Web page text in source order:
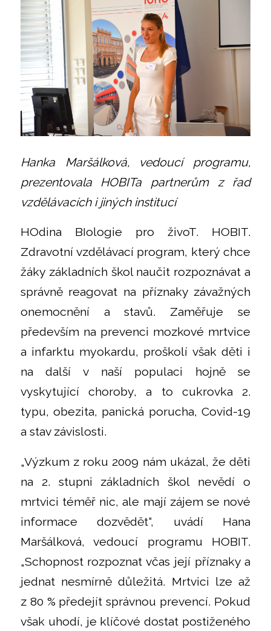
Hanka Maršálková, vedoucí programu,
prezentovala HOBITa partnerům z řad
vzdělávacích i jiných institucí
HOdina BIologie pro živoT. HOBIT.
Zdravotní vzdělávací program, který chce
žáky základních škol naučit rozpoznávat a
správně reagovat na příznaky závažných
onemocnění a stavů. Zaměřuje se
především na prevenci mozkové mrtvice
a infarktu myokardu, proškolí však děti i
na další v naší populaci hojně se
vyskytující choroby, a to cukrovka 2.
typu, obezita, panická porucha, Covid-19
a stav závislosti.
„Výzkum z roku 2009 nám ukázal, že děti
na 2. stupni základních škol nevědí o
mrtvici téměř nic, ale mají zájem se nové
informace dozvědět“, uvádí Hana
Maršálková, vedoucí programu HOBIT.
„Schopnost rozpoznat včas její příznaky a
jednat nesmírně důležitá. Mrtvici lze až
z 80 % předejít správnou prevencí. Pokud
však uhodí, je klíčové dostat postiženého